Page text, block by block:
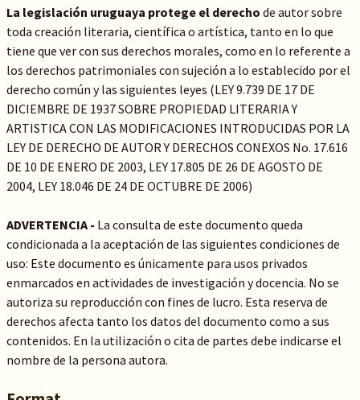
La legislación uruguaya protege el derecho de autor sobre
toda creación literaria, científica o artística, tanto en lo que
tiene que ver con sus derechos morales, como en lo referente a
los derechos patrimoniales con sujeción a lo establecido por el
derecho común y las siguientes leyes (LEY 9.739 DE 17 DE
DICIEMBRE DE 1937 SOBRE PROPIEDAD LITERARIA Y
ARTISTICA CON LAS MODIFICACIONES INTRODUCIDAS POR LA
LEY DE DERECHO DE AUTOR Y DERECHOS CONEXOS No. 17.616
DE 10 DE ENERO DE 2003, LEY 17.805 DE 26 DE AGOSTO DE
2004, LEY 18.046 DE 24 DE OCTUBRE DE 2006)
ADVERTENCIA - La consulta de este documento queda
condicionada a la aceptación de las siguientes condiciones de
uso: Este documento es únicamente para usos privados
enmarcados en actividades de investigación y docencia. No se
autoriza su reproducción con fines de lucro. Esta reserva de
derechos afecta tanto los datos del documento como a sus
contenidos. En la utilización o cita de partes debe indicarse el
nombre de la persona autora.